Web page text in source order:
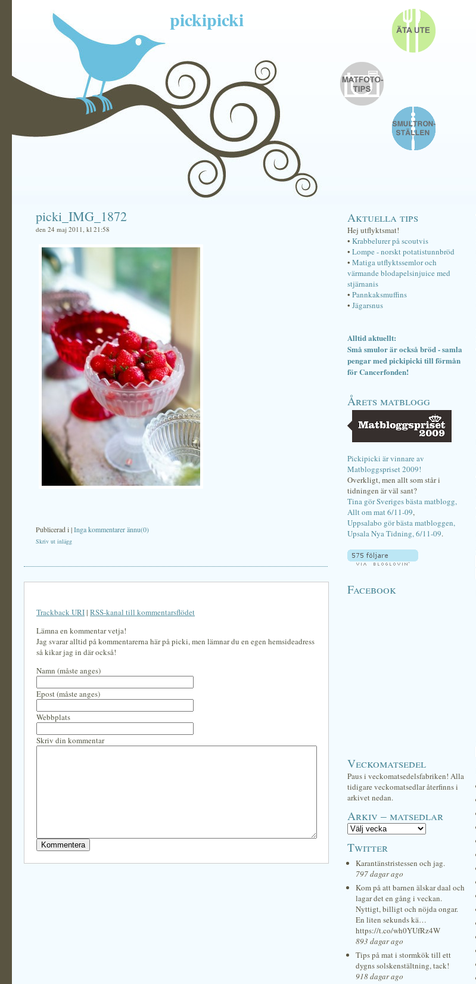
pickipicki
picki_IMG_1872
den 24 maj 2011, kl 21:58
Publicerad i|Inga kommentarer ännu(0)
Skriv ut inlägg
Trackback URI| RSS-kanal till kommentarsflödet
Lämna en kommentar vetja!
Jag svarar alltid på kommentarerna här på picki, men lämnar du en egen hemsideadress
så kikar jag in där också!
Namn (måste anges)
Epost (måste anges)
Webbplats
Skriv din kommentar
Aktuella tips
Hej utflyktsmat!
• Krabbelurer på scoutvis
• Lompe - norskt potatistunnbröd
• Matiga utflyktssemlor och
värmande blodapelsinjuice med
stjärnanis
• Pannkaksmuffins
• Jägarsnus
Alltid aktuellt:
Små smulor är också bröd - samla
pengar med pickipicki till förmån
för Cancerfonden!
Årets matblogg
Pickipicki är vinnare av
Matbloggspriset 2009!
Overkligt, men allt som står i
tidningen är väl sant?
Tina gör Sveriges bästa matblogg,
Allt om mat 6/11-09,
Uppsalabo gör bästa matbloggen,
Upsala Nya Tidning, 6/11-09.
Facebook
Veckomatsedel
Paus i veckomatsedelsfabriken! Alla
tidigare veckomatsedlar återfinns i
arkivet nedan.
Arkiv – matsedlar
Twitter
Karantänstristessen och jag.
797 dagar ago
Kom på att barnen älskar daal och
lagar det en gång i veckan.
Nyttigt, billigt och nöjda ongar.
En liten sekunds kä…
https://t.co/wh0YUfRz4W
893 dagar ago
Tips på mat i stormkök till ett
dygns solskenstältning, tack!
918 dagar ago